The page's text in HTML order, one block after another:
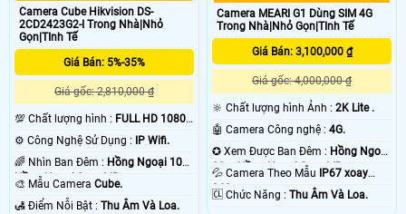
Camera Cube Hikvision DS-
2CD2423G2-I Trong Nhà|Nhỏ
Gọn|TInh Tế
Giá Bán: 5%-35%
Giá gốc: 2,810,000 ₫
💯 Chất lượng hình : FULL HD 1080P
.
⚙ Công Nghệ Sử Dụng :
IP Wifi.
🌈 Nhìn Ban Đêm : Hồng Ngoại 10m
Hồng Ngoại Smart IR.
🎨 Mẫu Camera Cube.
️🛃 Điểm Nỗi Bật : Thu Âm Và Loa.
Camera MEARI G1 Dùng SIM 4G
Trong Nhà|Nhỏ Gọn|TInh Tế
Giá Bán: 3,100,000 ₫
Giá gốc: 4,000,000 ₫
🔆 Chất lượng hình Ảnh :2K Lite .
🤖️ Camera Công nghệ :4G.
✪ Xem Được Ban Đêm : Hồng Ngoại
30m Hồng Ngoại Smart IR.
💦 Camera Theo Mẫu IP67 xoay
360.
️🆑 Chức Năng :Thu Âm Và Loa.